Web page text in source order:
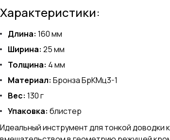
Характеристики:
Длина: 160 мм
Ширина: 25 мм
Толщина: 4 мм
Материал: Бронза БрКМц3-1
Вес: 130 г
Упаковка: блистер
Идеальный инструмент для тонкой доводки